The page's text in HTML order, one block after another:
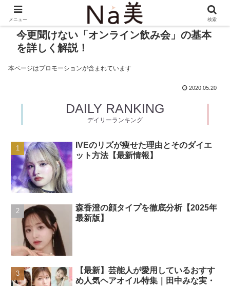
今更聞けない「オンライン飲み会」の基本
を詳しく解説！
本ページはプロモーションが含まれています
2020.05.20
DAILY RANKING
デイリーランキング
IVEのリズが痩せた理由とそのダイエ
ット方法【最新情報】
森香澄の顔タイプを徹底分析【2025年
最新版】
【最新】芸能人が愛用しているおすす
め人気ヘアオイル特集｜田中みな実・
メニュー 検索